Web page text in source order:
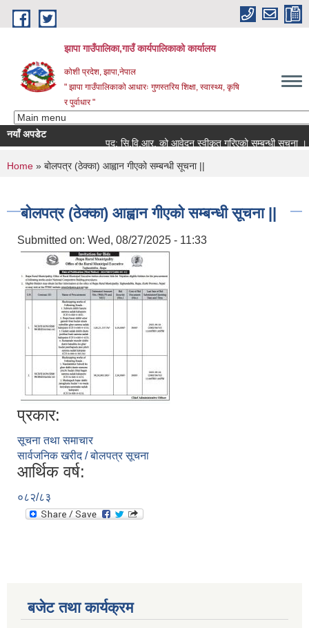
Skip to main content
झापा गाउँपालिका,गाउँ कार्यपालिकाको कार्यालय
कोशी प्रदेश, झापा,नेपाल
" झापा गाउँपालिकाको आधारः गुणस्तरिय शिक्षा, स्वास्थ्य, कृषि
र पुर्वाधार "
नयाँ अपडेट
पद: सि.वि.आर. को आवेदन स्वीकृत गरिएको सम्बन्धी सूचना ।।
You are here
Home » बोलपत्र (ठेक्का) आह्वान गीएको सम्बन्धी सूचना ||
बोलपत्र (ठेक्का) आह्वान गीएको सम्बन्धी सूचना ||
Submitted on: Wed, 08/27/2025 - 11:33
प्रकार:
सूचना तथा समाचार
सार्वजनिक खरीद / बोलपत्र सूचना
आर्थिक वर्ष:
०८२/८३
बजेट तथा कार्यक्रम